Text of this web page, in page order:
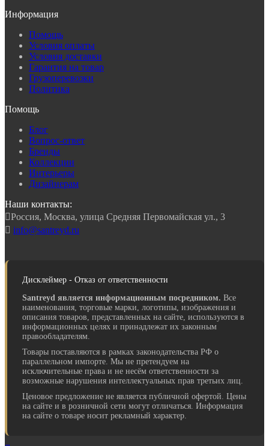
Информация
Помощь
Условия оплаты
Условия доставки
Гарантия на товар
Грузоперевозки
Политика
Помощь
Блог
Вопрос-ответ
Бренды
Коллекции
Интерьеры
Дизайнерам
Наши контакты:
Россия, Москва, улица Средняя Первомайская ул., 3
 info@santreyd.ru
Дисклеймер - Отказ от ответственности
Santreyd является информационным посредником. Все
наименования, торговые марки, логотипы, изображения и
описания товаров, представленных на сайте, используются в
информационных целях и принадлежат их законным
правообладателям.
Товары поставляются в рамках законодательства РФ о
параллельном импорте. Мы не претендуем на
исключительные права и не несём ответственности за
возможные нарушения интеллектуальных прав третьих лиц.
Ценовое предложение не является публичной офертой. Цены
на сайте и в розничной сети могут отличаться. Информация
на сайте о товаре носит рекламный характер.